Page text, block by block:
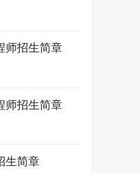
师招生简章
师招生简章
生简章